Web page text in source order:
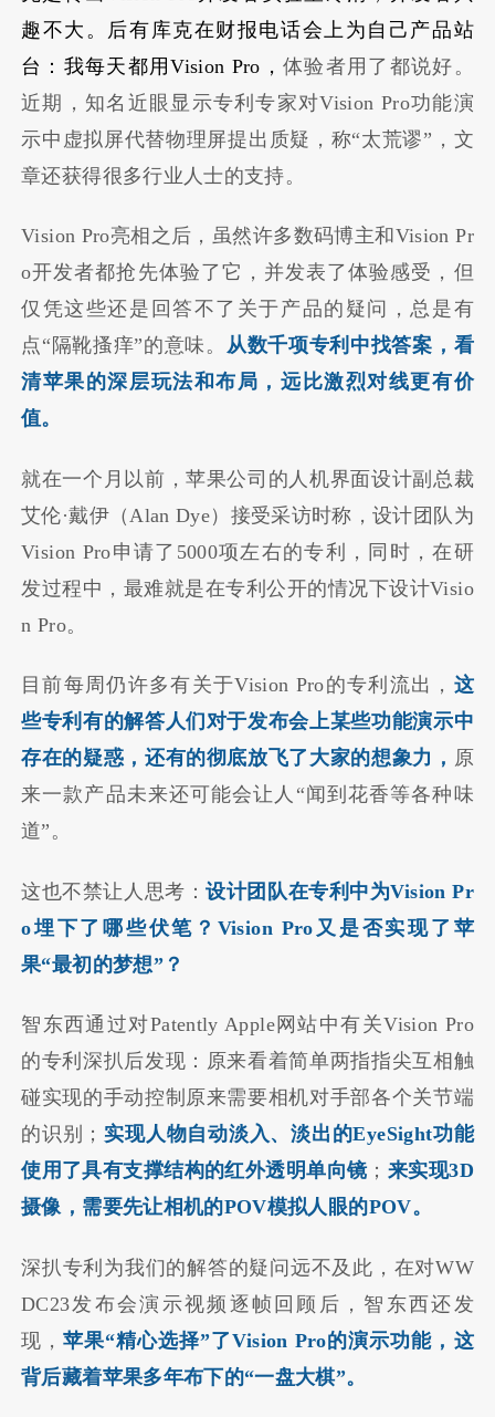
趣不大。后有库克在财报电话会上为自己产品站
台：我每天都用Vision Pro，体验者用了都说好。
近期，知名近眼显示专利专家对Vision Pro功能演
示中虚拟屏代替物理屏提出质疑，称“太荒谬”，文
章还获得很多行业人士的支持。
Vision Pro亮相之后，虽然许多数码博主和Vision Pr
o开发者都抢先体验了它，并发表了体验感受，但
仅凭这些还是回答不了关于产品的疑问，总是有
点“隔靴搔痒”的意味。 从数千项专利中找答案，看
清苹果的深层玩法和布局，远比激烈对线更有价
值。
就在一个月以前，苹果公司的人机界面设计副总裁
艾伦·戴伊（Alan Dye）接受采访时称，设计团队为
Vision Pro申请了5000项左右的专利，同时，在研
发过程中，最难就是在专利公开的情况下设计Visio
n Pro。
目前每周仍许多有关于Vision Pro的专利流出， 这
些专利有的解答人们对于发布会上某些功能演示中
存在的疑惑，还有的彻底放飞了大家的想象力， 原
来一款产品未来还可能会让人“闻到花香等各种味
道”。
这也不禁让人思考：设计团队在专利中为Vision Pr
o埋下了哪些伏笔？Vision Pro又是否实现了苹
果“最初的梦想”？
智东西通过对Patently Apple网站中有关Vision Pro
的专利深扒后发现：原来看着简单两指指尖互相触
碰实现的手动控制原来需要相机对手部各个关节端
的识别； 实现人物自动淡入、淡出的EyeSight功能
使用了具有支撑结构的红外透明单向镜； 来实现3D
摄像，需要先让相机的POV模拟人眼的POV。
深扒专利为我们的解答的疑问远不及此，在对WW
DC23发布会演示视频逐帧回顾后，智东西还发
现，苹果“精心选择”了Vision Pro的演示功能，这
背后藏着苹果多年布下的“一盘大棋”。